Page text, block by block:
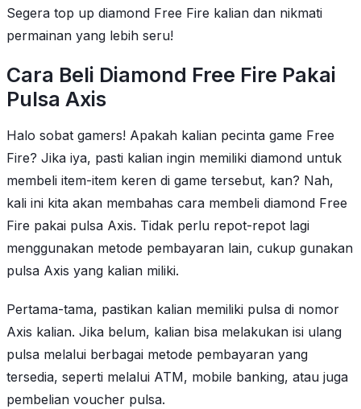
Segera top up diamond Free Fire kalian dan nikmati
permainan yang lebih seru!
Cara Beli Diamond Free Fire Pakai
Pulsa Axis
Halo sobat gamers! Apakah kalian pecinta game Free
Fire? Jika iya, pasti kalian ingin memiliki diamond untuk
membeli item-item keren di game tersebut, kan? Nah,
kali ini kita akan membahas cara membeli diamond Free
Fire pakai pulsa Axis. Tidak perlu repot-repot lagi
menggunakan metode pembayaran lain, cukup gunakan
pulsa Axis yang kalian miliki.
Pertama-tama, pastikan kalian memiliki pulsa di nomor
Axis kalian. Jika belum, kalian bisa melakukan isi ulang
pulsa melalui berbagai metode pembayaran yang
tersedia, seperti melalui ATM, mobile banking, atau juga
pembelian voucher pulsa.